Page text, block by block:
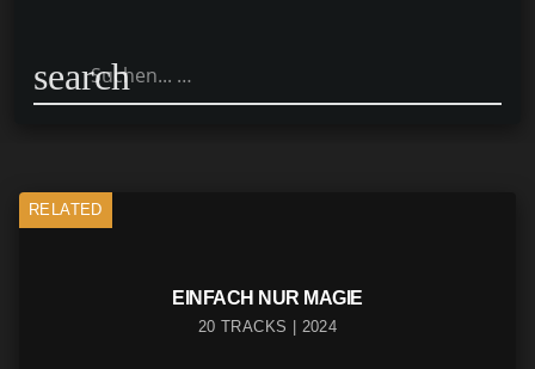
search
RELATED
EINFACH NUR MAGIE
20 TRACKS | 2024